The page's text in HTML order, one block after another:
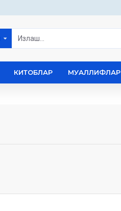
КИТОБЛАР МУАЛЛИФЛАР